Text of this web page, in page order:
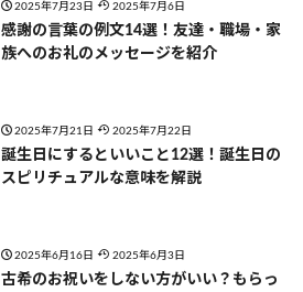
2025年7月23日 2025年7月6日
感謝の言葉の例文14選！友達・職場・家
族へのお礼のメッセージを紹介
2025年7月21日 2025年7月22日
誕生日にするといいこと12選！誕生日の
スピリチュアルな意味を解説
2025年6月16日 2025年6月3日
古希のお祝いをしない方がいい？もらっ